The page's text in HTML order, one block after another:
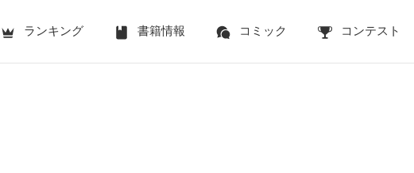
ランキング 書籍情報 コミック コンテスト